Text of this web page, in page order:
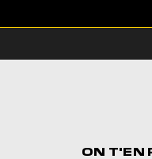
ON T'EN